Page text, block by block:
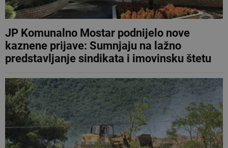
JP Komunalno Mostar podnijelo nove
kaznene prijave: Sumnjaju na lažno
predstavljanje sindikata i imovinsku štetu